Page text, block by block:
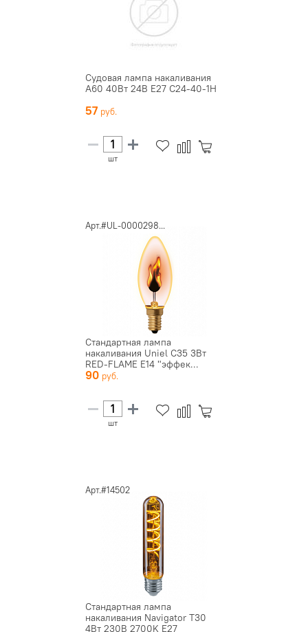
Судовая лампа накаливания
А60 40Вт 24В Е27 С24-40-1Н
57
шт
Арт.#UL-0000298...
Стандартная лампа
накаливания Uniel C35 3Вт
RED-FLAME E14 "эффек...
90
шт
Арт.#14502
Стандартная лампа
накаливания Navigator T30
4Вт 230В 2700K E27